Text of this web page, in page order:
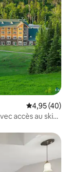
Évaluation
4,95 (40)
accès au ski